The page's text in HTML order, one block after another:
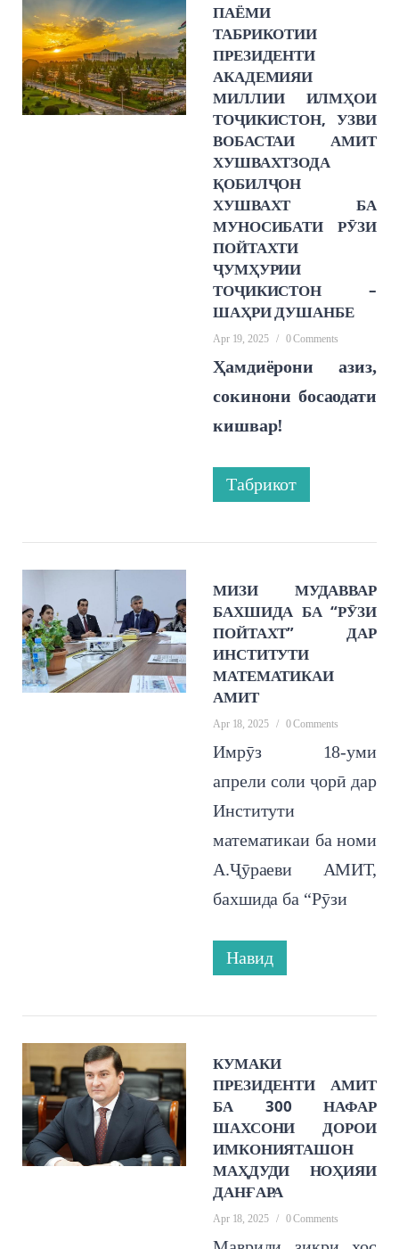
ПАЁМИ
ТАБРИКОТИИ
ПРЕЗИДЕНТИ
АКАДЕМИЯИ
МИЛЛИИ ИЛМҲОИ
ТОҶИКИСТОН, УЗВИ
ВОБАСТАИ АМИТ
ХУШВАХТЗОДА
ҚОБИЛҶОН
ХУШВАХТ БА
МУНОСИБАТИ РӮЗИ
ПОЙТАХТИ
ҶУМҲУРИИ
ТОҶИКИСТОН –
ШАҲРИ ДУШАНБЕ
Apr 19, 2025 / 0 Comments
Ҳамдиёрони азиз,
сокинони босаодати
кишвар!
Табрикот
МИЗИ МУДАВВАР
БАХШИДА БА “РӮЗИ
ПОЙТАХТ” ДАР
ИНСТИТУТИ
МАТЕМАТИКАИ
АМИТ
Apr 18, 2025 / 0 Comments
Имрӯз 18-уми
апрели соли ҷорӣ дар
Институти
математикаи ба номи
А.Ҷӯраеви АМИТ,
бахшида ба “Рӯзи
Навид
КУМАКИ
ПРЕЗИДЕНТИ АМИТ
БА 300 НАФАР
ШАХСОНИ ДОРОИ
ИМКОНИЯТАШОН
МАҲДУДИ НОҲИЯИ
ДАНҒАРА
Apr 18, 2025 / 0 Comments